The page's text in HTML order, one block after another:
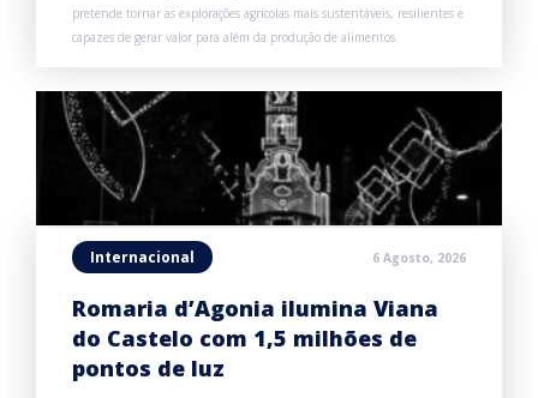
pretende tornar as explorações agrícolas mais sustentáveis, resilientes e
capazes de gerar valor para além da produção de alimentos.
Internacional 6 Agosto, 2026
Romaria d’Agonia ilumina Viana
do Castelo com 1,5 milhões de
pontos de luz